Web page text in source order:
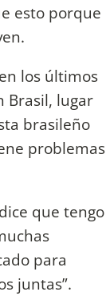
esto porque
los últimos
Brasil, lugar
brasileño
problemas
que tengo
para
juntas”.